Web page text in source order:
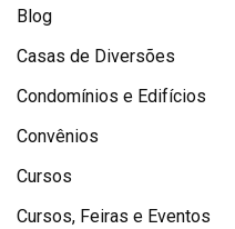
Blog
Casas de Diversões
Condomínios e Edifícios
Convênios
Cursos
Cursos, Feiras e Eventos